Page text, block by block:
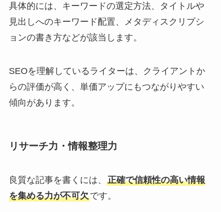
具体的には、キーワードの選定方法、タイトルや
見出しへのキーワード配置、メタディスクリプシ
ョンの書き方などが該当します。
SEOを理解しているライターは、クライアントか
らの評価が高く、単価アップにもつながりやすい
傾向があります。
リサーチ力・情報整理力
良質な記事を書くには、 正確で信頼性の高い情報
を集める力が不可欠です。